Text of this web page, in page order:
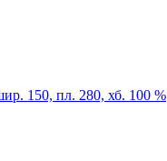
150, пл. 280, хб. 100 %